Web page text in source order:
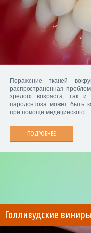
Поражение тканей
распространенная
зрелого возраста, так
пародонтоза может быть
при помощи медицинского
ПОДРОБНЕЕ
Голливудские виниры